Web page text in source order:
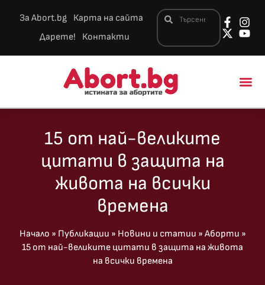
За Abort.bg
Карта на сайта
Дарете!
Контакти
15 от най-великите
цитати в защита на
живота на всички
времена
Начало » Публикации » Новини и статии » Аборти »
15 от най-великите цитати в защита на живота
на всички времена